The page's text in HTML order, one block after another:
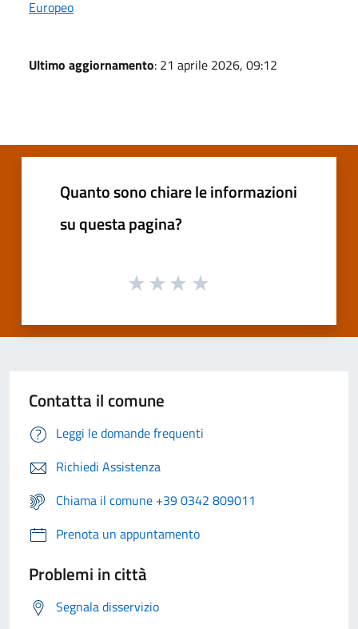
Europeo
Ultimo aggiornamento: 21 aprile 2026, 09:12
Quanto sono chiare le informazioni
su questa pagina?
Contatta il comune
Leggi le domande frequenti
Richiedi Assistenza
Chiama il comune +39 0342 809011
Prenota un appuntamento
Problemi in città
Segnala disservizio